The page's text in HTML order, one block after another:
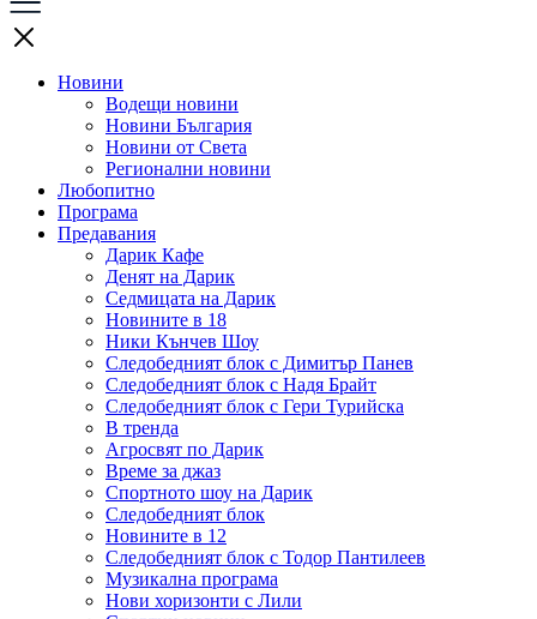
Новини
Водещи новини
Новини България
Новини от Света
Регионални новини
Любопитно
Програма
Предавания
Дарик Кафе
Денят на Дарик
Седмицата на Дарик
Новините в 18
Ники Кънчев Шоу
Следобедният блок с Димитър Панев
Следобедният блок с Надя Брайт
Следобедният блок с Гери Турийска
В тренда
Агросвят по Дарик
Време за джаз
Спортното шоу на Дарик
Следобедният блок
Новините в 12
Следобедният блок с Тодор Пантилеев
Музикална програма
Нови хоризонти с Лили